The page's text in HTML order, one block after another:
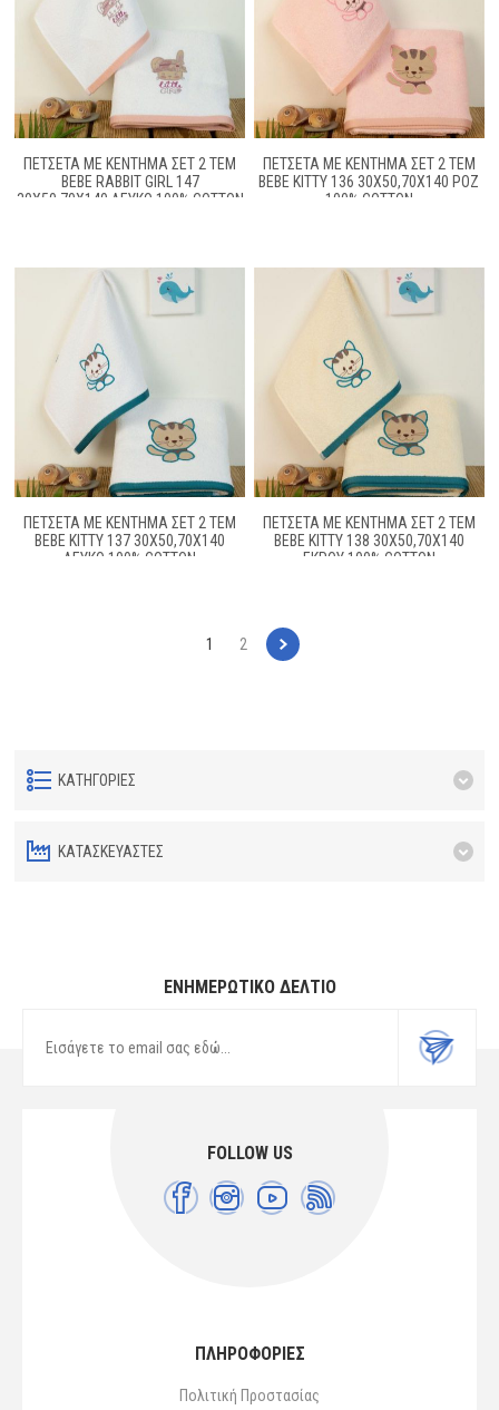
ΠΕΤΣΕΤΑ ΜΕ ΚΈΝΤΗΜΑ ΣΕΤ 2 ΤΕΜ
BEBE RABBIT GIRL 147
30X50,70X140 ΛΕΥΚΌ 100% COTTON
ΠΕΤΣΕΤΑ ΜΕ ΚΈΝΤΗΜΑ ΣΕΤ 2 ΤΕΜ
BEBE KITTY 136 30X50,70X140 ΡΟΖ
100% COTTON
ΠΕΤΣΕΤΑ ΜΕ ΚΈΝΤΗΜΑ ΣΕΤ 2 ΤΕΜ
BEBE KITTY 137 30X50,70X140
ΛΕΥΚΌ 100% COTTON
ΠΕΤΣΕΤΑ ΜΕ ΚΈΝΤΗΜΑ ΣΕΤ 2 ΤΕΜ
BEBE KITTY 138 30X50,70X140
ΕΚΡΟΎ 100% COTTON
1 2
ΚΑΤΗΓΟΡΊΕΣ
ΚΑΤΑΣΚΕΥΑΣΤΈΣ
ΕΝΗΜΕΡΩΤΙΚΌ ΔΕΛΤΊΟ
FOLLOW US
ΠΛΗΡΟΦΟΡΙΕΣ
Πολιτική Προστασίας